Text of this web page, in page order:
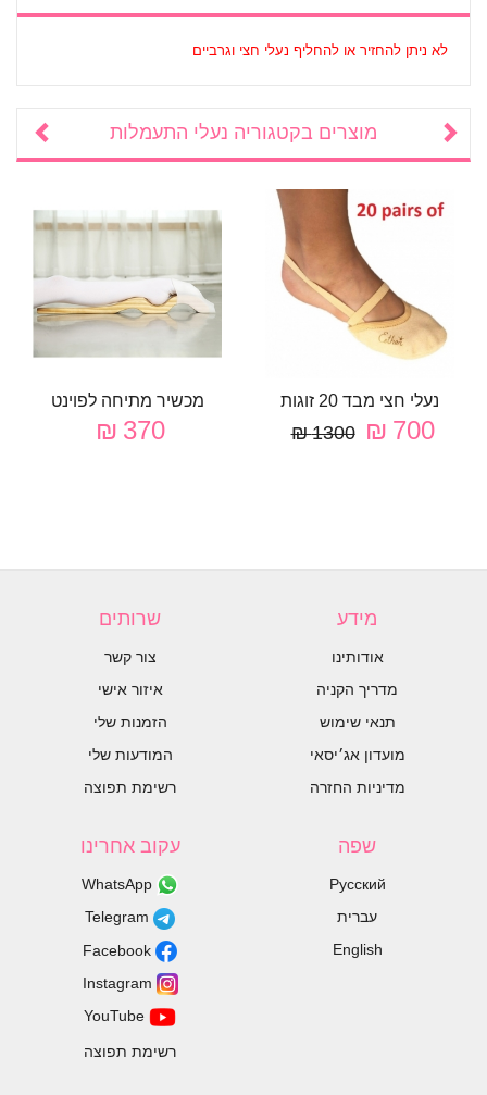
לא ניתן להחזיר או להחליף נעלי חצי וגרביים
מוצרים בקטגוריה נעלי התעמלות
נעלי חצי מבד 20 זוגות
700 ₪
1300 ₪
מכשיר מתיחה לפוינט
370 ₪
מידע
אודותינו
מדריך הקניה
תנאי שימוש
מועדון אג׳יסאי
מדיניות החזרה
שרותים
צור קשר
איזור אישי
הזמנות שלי
המודעות שלי
רשימת תפוצה
שפה
Русский
עברית
English
עקוב אחרינו
רשימת תפוצה